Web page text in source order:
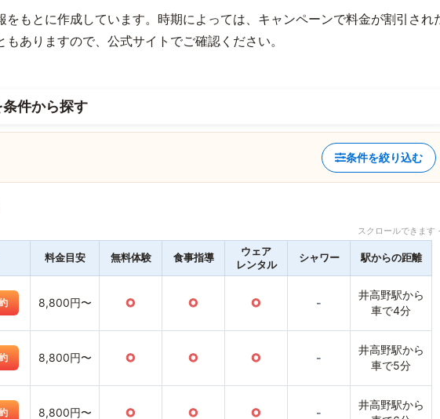
もとに作成しています。時期によっては、キャンペーンで料金が割引され
ありますので、公式サイトでご確認ください。
件から探す
条件を絞り込む
スクロールできま
料金目安 無料体験 食事指導
ウェア
レンタル
シャワー 駅からの距離
8,800円〜 ○ ○ ○ -
井高野駅から
車で4分
8,800円〜 ○ ○ ○ -
井高野駅から
車で5分
8,800円〜 ○ ○ ○ -
井高野駅から